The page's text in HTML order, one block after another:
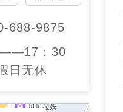
688-9875
：30
日无休